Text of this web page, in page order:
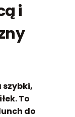
i
szybki,
To
do